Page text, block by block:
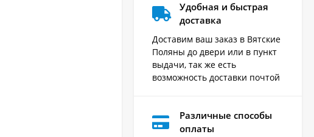
Удобная и быстрая
доставка
Доставим ваш заказ в Вятские
Поляны до двери или в пункт
выдачи, так же есть
возможность доставки почтой
Различные способы
оплаты